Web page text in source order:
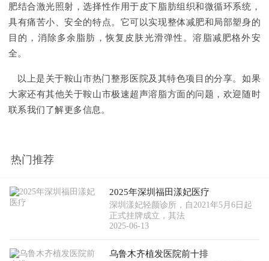
肥结合激光照射，选择性作用于皮下脂肪组织和微循环系统，
具有痛苦小、安全的特点。它可以实现整体减肥和局部塑身的
目的，消除多余脂肪，恢复皮肤光滑弹性。溶脂减肥格外安
全。
以上是关于鞍山市热门整形医院及其特色项目的分享。如果
大家还有其他关于鞍山市极速超声溶脂方面的问题，欢迎随时
联系我们了解更多信息。
热门推荐
2025年深圳福田漾妃医疗
深圳漾妃轻颜诊所，自2021年5月6日起
正式挂牌成立，其法
2025-06-13
乌鲁木齐植发医院前十排